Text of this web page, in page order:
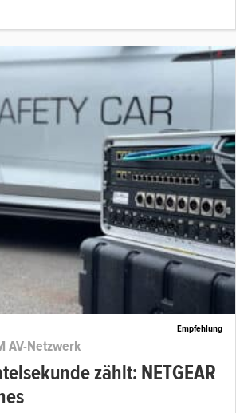
Empfehlung
AV-Netzwerk
zählt: NETGEAR